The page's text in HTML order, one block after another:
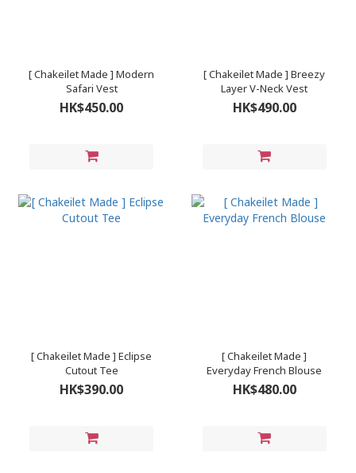
[ Chakeilet Made ] Modern
Safari Vest
HK$450.00
[ Chakeilet Made ] Breezy
Layer V-Neck Vest
HK$490.00
[ Chakeilet Made ] Eclipse
Cutout Tee
HK$390.00
[ Chakeilet Made ]
Everyday French Blouse
HK$480.00